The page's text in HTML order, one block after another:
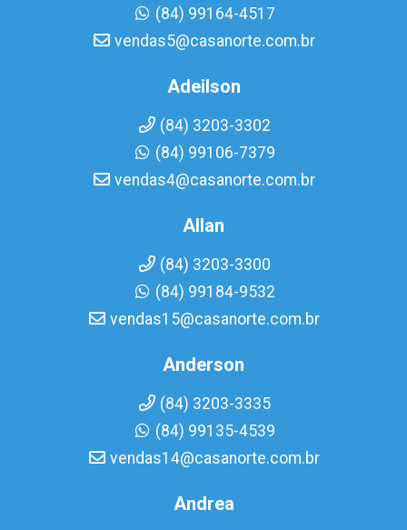
(84) 99164-4517
vendas5@casanorte.com.br
Adeilson
(84) 3203-3302
(84) 99106-7379
vendas4@casanorte.com.br
Allan
(84) 3203-3300
(84) 99184-9532
vendas15@casanorte.com.br
Anderson
(84) 3203-3335
(84) 99135-4539
vendas14@casanorte.com.br
Andrea